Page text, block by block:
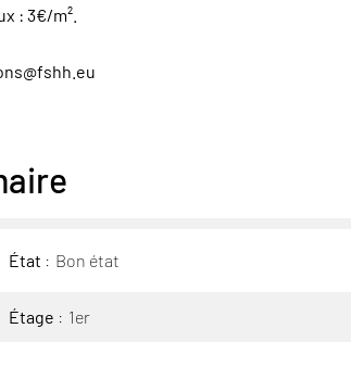
: 3€/m².
État Bon état
Étage 1er